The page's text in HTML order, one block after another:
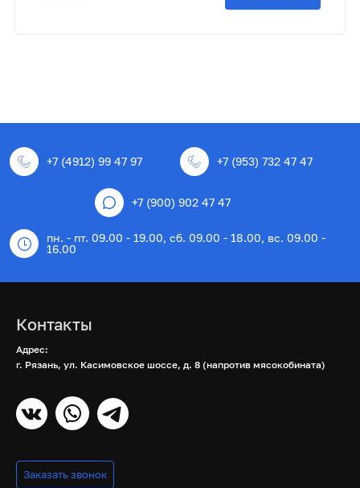
+7 (4912) 99 47 97 +7 (953) 732 47 47
+7 (900) 902 47 47
пн. - пт. 09.00 - 19.00, сб. 09.00 - 18.00, вс. 09.00 -
16.00
Контакты
Адрес:
г. Рязань, ул. Касимовское шоссе, д. 8 (напротив мясокобината)
Заказать звонок